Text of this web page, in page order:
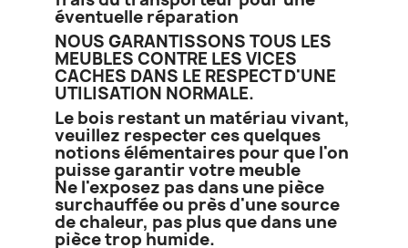
éventuelle réparation
NOUS GARANTISSONS TOUS LES
MEUBLES CONTRE LES VICES
CACHES DANS LE RESPECT D'UNE
UTILISATION NORMALE.
Le bois restant un matériau vivant,
veuillez respecter ces quelques
notions élémentaires pour que l'on
puisse garantir votre meuble
Ne l'exposez pas dans une pièce
surchauffée ou près d'une source
de chaleur, pas plus que dans une
pièce trop humide.